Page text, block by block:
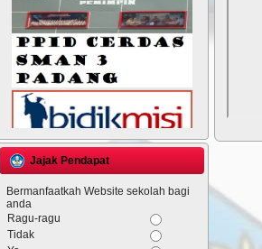
Jajak Pendapat
Bermanfaatkah Website sekolah bagi
anda
Ragu-ragu
Tidak